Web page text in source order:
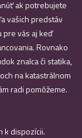
ak potrebujete
vašich predstáv
vás aj keď
Rovnako
znalca či statika,
na katastrálnom
radi pomôžeme.
k dispozícii.